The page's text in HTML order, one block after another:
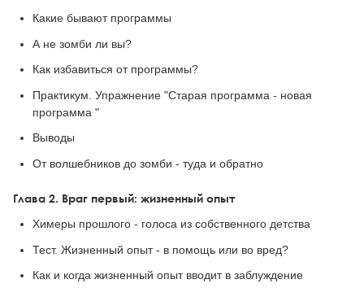
Какие бывают программы
А не зомби ли вы?
Как избавиться от программы?
Практикум. Упражнение "Старая программа - новая
программа "
Выводы
От волшебников до зомби - туда и обратно
Глава 2. Враг первый: жизненный опыт
Химеры прошлого - голоса из собственного детства
Тест. Жизненный опыт - в помощь или во вред?
Как и когда жизненный опыт вводит в заблуждение